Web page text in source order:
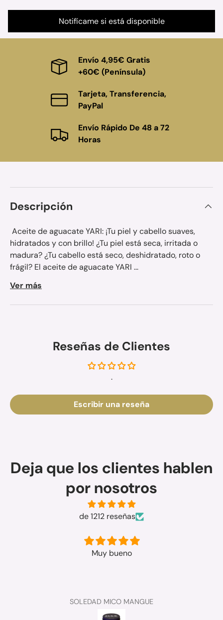
Notifícame si está disponible
Envío 4,95€ Gratis
+60€ (Península)
Tarjeta, Transferencia,
PayPal
Envío Rápido De 48 a 72
Horas
Descripción
Aceite de aguacate YARI: ¡Tu piel y cabello suaves,
hidratados y con brillo! ¿Tu piel está seca, irritada o
madura? ¿Tu cabello está seco, deshidratado, roto o
frágil? El aceite de aguacate YARI ...
Ver más
Reseñas de Clientes
.
Escribir una reseña
Deja que los clientes hablen
por nosotros
de 1212 reseñas
Muy bueno
SOLEDAD MICO MANGUE